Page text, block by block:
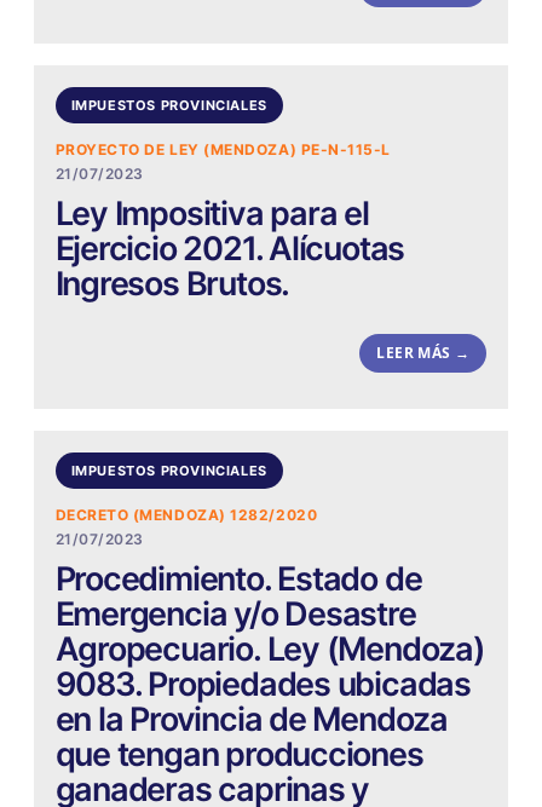
IMPUESTOS PROVINCIALES
PROYECTO DE LEY (MENDOZA) PE-N-115-L
21/07/2023
Ley Impositiva para el
Ejercicio 2021. Alícuotas
Ingresos Brutos.
LEER MÁS →
IMPUESTOS PROVINCIALES
DECRETO (MENDOZA) 1282/2020
21/07/2023
Procedimiento. Estado de
Emergencia y/o Desastre
Agropecuario. Ley (Mendoza)
9083. Propiedades ubicadas
en la Provincia de Mendoza
que tengan producciones
ganaderas caprinas y